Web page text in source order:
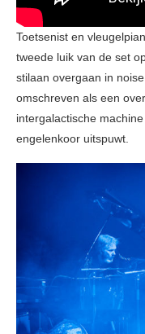
Toetsenist en
tweede luik van de set
stilaan overgaan in
omschreven als een
intergalactische
engelenkoor uitspuwt.